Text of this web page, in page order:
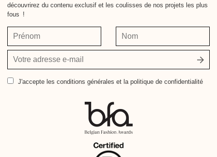
découvrirez du contenu exclusif et les coulisses de nos projets les plus
fous !
Prénom Nom
Votre
adresse
e- J'accepte les conditions générales et la politique de confidentialité